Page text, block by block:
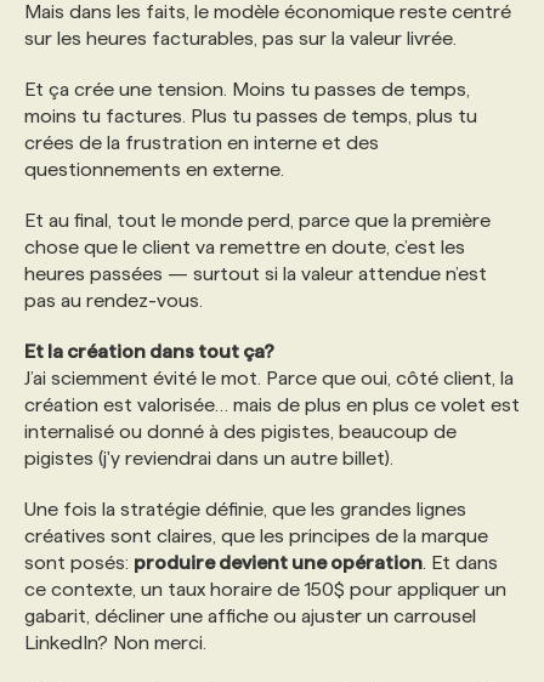
Mais dans les faits, le modèle économique reste centré
sur les heures facturables, pas sur la valeur livrée.
Et ça crée une tension. Moins tu passes de temps,
moins tu factures. Plus tu passes de temps, plus tu
crées de la frustration en interne et des
questionnements en externe.
Et au final, tout le monde perd, parce que la première
chose que le client va remettre en doute, c’est les
heures passées — surtout si la valeur attendue n’est
pas au rendez-vous.
Et la création dans tout ça?
J’ai sciemment évité le mot. Parce que oui, côté client, la
création est valorisée… mais de plus en plus ce volet est
internalisé ou donné à des pigistes, beaucoup de
pigistes (j'y reviendrai dans un autre billet).
Une fois la stratégie définie, que les grandes lignes
créatives sont claires, que les principes de la marque
sont posés: produire devient une opération . Et dans
ce contexte, un taux horaire de 150$ pour appliquer un
gabarit, décliner une affiche ou ajuster un carrousel
LinkedIn? Non merci.